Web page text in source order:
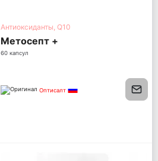
Антиоксиданты, Q10
Метосепт +
60 капсул
Оптисалт